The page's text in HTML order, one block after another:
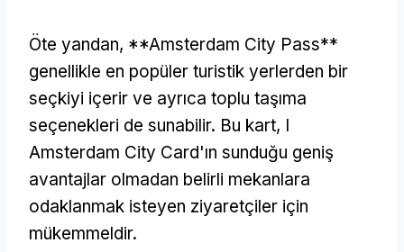
Öte yandan, **Amsterdam City Pass**
genellikle en popüler turistik yerlerden bir
seçkiyi içerir ve ayrıca toplu taşıma
seçenekleri de sunabilir. Bu kart, I
Amsterdam City Card'ın sunduğu geniş
avantajlar olmadan belirli mekanlara
odaklanmak isteyen ziyaretçiler için
mükemmeldir.